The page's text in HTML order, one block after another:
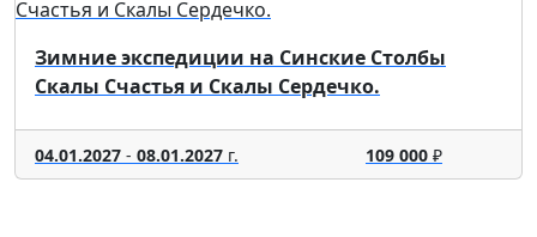
Зимние экспедиции на Синские Столбы
Скалы Счастья и Скалы Сердечко.
04.01.2027 - 08.01.2027 г. 109 000₽